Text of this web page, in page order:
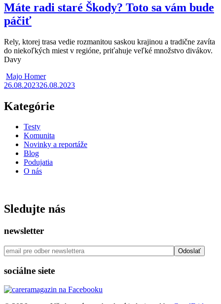
Máte radi staré Škody? Toto sa vám bude
páčiť
Rely, ktorej trasa vedie rozmanitou saskou krajinou a tradične zavíta
do niekoľkých miest v regióne, priťahuje veľké množstvo divákov.
Davy
Majo Homer
26.08.202326.08.2023
Kategórie
Testy
Komunita
Novinky a reportáže
Blog
Podujatia
O nás
Sledujte nás
newsletter
sociálne siete